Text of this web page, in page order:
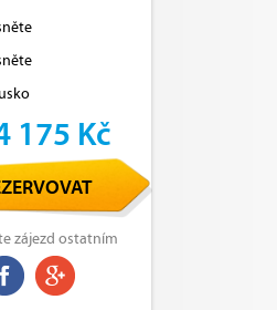
175 Kč
zájezd ostatním